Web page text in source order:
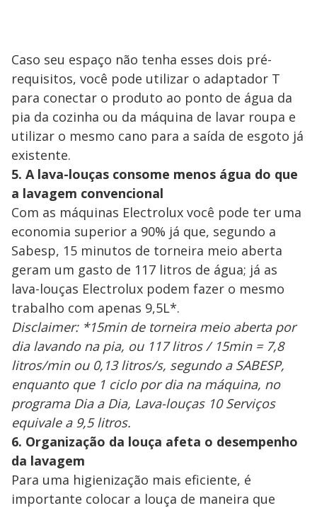
Caso seu espaço não tenha esses dois pré-
requisitos, você pode utilizar o adaptador T
para conectar o produto ao ponto de água da
pia da cozinha ou da máquina de lavar roupa e
utilizar o mesmo cano para a saída de esgoto já
existente.
5. A lava-louças consome menos água do que
a lavagem convencional
Com as máquinas Electrolux você pode ter uma
economia superior a 90% já que, segundo a
Sabesp, 15 minutos de torneira meio aberta
geram um gasto de 117 litros de água; já as
lava-louças Electrolux podem fazer o mesmo
trabalho com apenas 9,5L*.
Disclaimer: *15min de torneira meio aberta por
dia lavando na pia, ou 117 litros / 15min = 7,8
litros/min ou 0,13 litros/s, segundo a SABESP,
enquanto que 1 ciclo por dia na máquina, no
programa Dia a Dia, Lava-louças 10 Serviços
equivale a 9,5 litros.
6. Organização da louça afeta o desempenho
da lavagem
Para uma higienização mais eficiente, é
importante colocar a louça de maneira que